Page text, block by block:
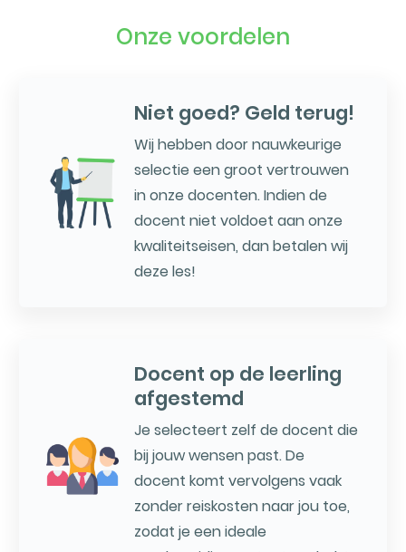
Onze voordelen
Niet goed? Geld terug!
Wij hebben door nauwkeurige
selectie een groot vertrouwen
in onze docenten. Indien de
docent niet voldoet aan onze
kwaliteitseisen, dan betalen wij
deze les!
Docent op de leerling
afgestemd
Je selecteert zelf de docent die
bij jouw wensen past. De
docent komt vervolgens vaak
zonder reiskosten naar jou toe,
zodat je een ideale